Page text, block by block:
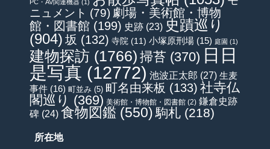
PC・AV関連機器 (1)
ニュメント (79) 劇場・美術館・博物
館・図書館 (199) 史跡 (23) 史蹟巡り
(904) 坂 (132) 寺院 (11) 小塚原刑場 (15) 庭園 (1)
建物探訪 (1766) 掃苔 (370) 日日
是写真 (12772) 池波正太郎 (27) 生麦
事件 (16) 町並み (5) 町名由来板 (133) 社寺仏
閣巡り (369) 美術館・博物館・図書館 (2) 鎌倉史跡
碑 (24) 食物図鑑 (550) 駒札 (218)
所在地